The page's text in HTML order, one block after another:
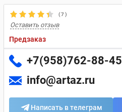
(7)
Оставить отзыв
Предзаказ
+7(958)762-88-45
info@artaz.ru
Написать в телеграм